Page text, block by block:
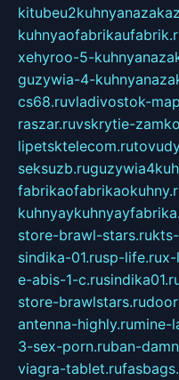
xehyroo-5-
guzywia-4-
cs68.ruvladivostok-
raszar.ruvskrytie-
lipetsktelecom.ru
seksuzb.ru
store-brawl-stars.ru
sindika-01.rusp-life.rux-
e-abis-1-c.ru
store-brawlstars.ru
antenna-highly.rumine-
3-sex-porn.ruban-
viagra-tablet.ru